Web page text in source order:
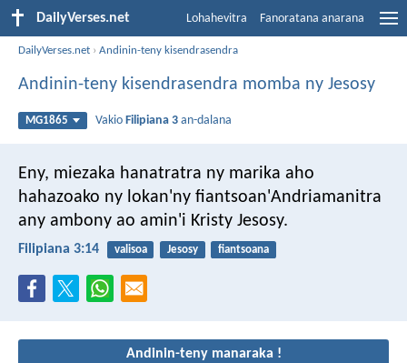
DailyVerses.net Lohahevitra Fanoratana anarana
DailyVerses.net ›Andinin-teny kisendrasendra
Andinin-teny kisendrasendra momba ny Jesosy
MG1865 Vakio Filipiana 3 an-dalana
Eny, miezaka hanatratra ny marika aho
hahazoako ny lokan'ny fiantsoan'Andriamanitra
any ambony ao amin'i Kristy Jesosy.
Filipiana 3:14 valisoa Jesosy fiantsoana
Andinin-teny manaraka !